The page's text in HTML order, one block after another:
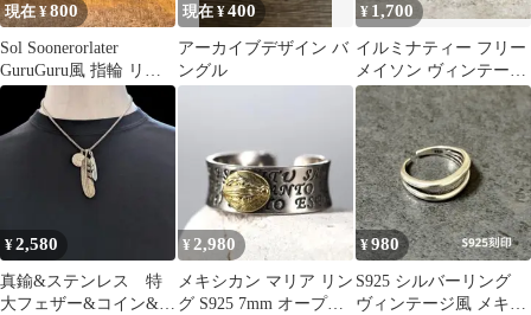
現在 ¥800
Sol Soonerorlater
GuruGuru風 指輪 リン
グ
現在 ¥400
アーカイブデザイン バ
ングル
¥ 1,700
イルミナティー フリー
メイソン ヴィンテージ
オープン メイソン シグ
ネット
¥2,580
真鍮&ステンレス 特
大フェザー&コイン&フ
¥2,980
メキシカン マリア リン
グ S925 7mm オープン
¥980
S925 シルバーリング
ヴィンテージ風 メキシ